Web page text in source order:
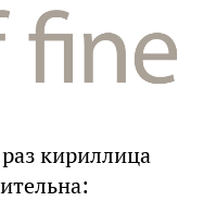
кириллица